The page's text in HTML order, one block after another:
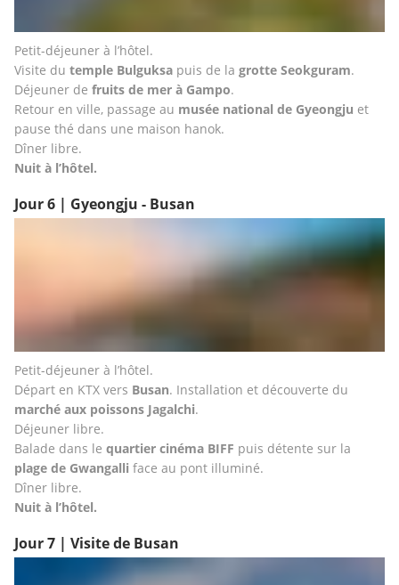
Petit-déjeuner à l’hôtel.
Visite du temple Bulguksa puis de la grotte Seokguram.
Déjeuner de fruits de mer à Gampo.
Retour en ville, passage au musée national de Gyeongju et
pause thé dans une maison hanok.
Dîner libre.
Nuit à l’hôtel.
Jour 6 | Gyeongju - Busan
Petit-déjeuner à l’hôtel.
Départ en KTX vers Busan
marché aux poissons Jagalchi.
Déjeuner libre.
Balade dans le quartier cinéma BIFF
plage de Gwangalli face au pont illuminé.
Dîner libre.
Nuit à l’hôtel.
Jour 7 | Visite de Busan